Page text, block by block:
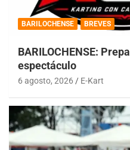
BARILOCHENSE BREVES
BARILOCHENSE:
espectáculo
6 agosto, 2026 E-Kart